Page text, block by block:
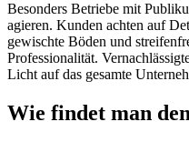
Besonders Betriebe mit
agieren. Kunden achten auf
gewischte Böden und
Professionalität.
Licht auf das gesamte
Wie findet man